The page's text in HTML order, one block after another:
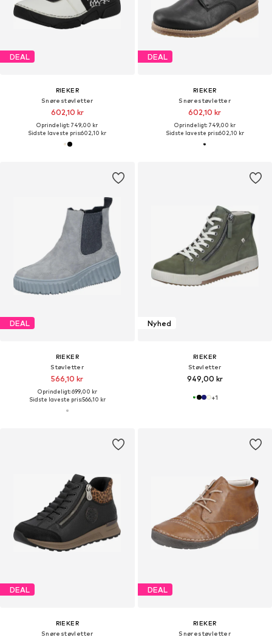
DEAL
RIEKER
Snørestøvletter
602,10 kr
Oprindeligt: 749,00 kr
Sidste laveste pris:602,10 kr
DEAL
RIEKER
Snørestøvletter
602,10 kr
Oprindeligt: 749,00 kr
Sidste laveste pris:602,10 kr
DEAL
RIEKER
Støvletter
566,10 kr
Oprindeligt: 699,00 kr
Sidste laveste pris:566,10 kr
Nyhed
RIEKER
Støvletter
949,00 kr
+1
DEAL
RIEKER
Snørestøvletter
DEAL
RIEKER
Snørestøvletter